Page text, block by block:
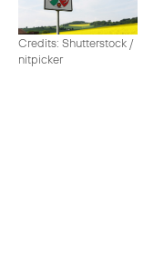
Credits: Shutterstock /
nitpicker